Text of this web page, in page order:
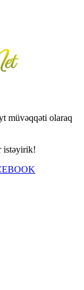
müvəqqəti olaraq
istəyirik!